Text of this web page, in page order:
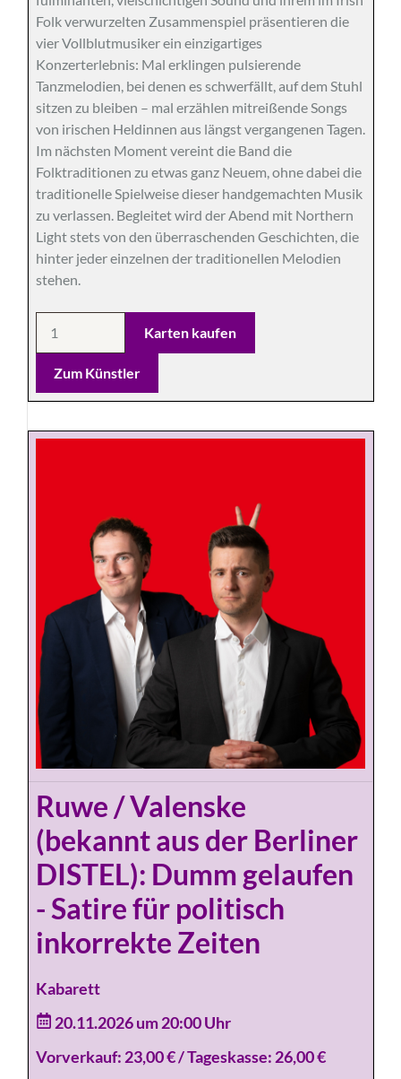
Folk verwurzelten Zusammenspiel präsentieren die
vier Vollblutmusiker ein einzigartiges
Konzerterlebnis: Mal erklingen pulsierende
Tanzmelodien, bei denen es schwerfällt, auf dem Stuhl
sitzen zu bleiben – mal erzählen mitreißende Songs
von irischen Heldinnen aus längst vergangenen Tagen.
Im nächsten Moment vereint die Band die
Folktraditionen zu etwas ganz Neuem, ohne dabei die
traditionelle Spielweise dieser handgemachten Musik
zu verlassen. Begleitet wird der Abend mit Northern
Light stets von den überraschenden Geschichten, die
hinter jeder einzelnen der traditionellen Melodien
stehen.
Zum Künstler
Ruwe / Valenske
(bekannt aus der Berliner
DISTEL): Dumm gelaufen
- Satire für politisch
inkorrekte Zeiten
Kabarett
20.11.2026 um 20:00 Uhr
Vorverkauf: 23,00 € / Tageskasse: 26,00 €